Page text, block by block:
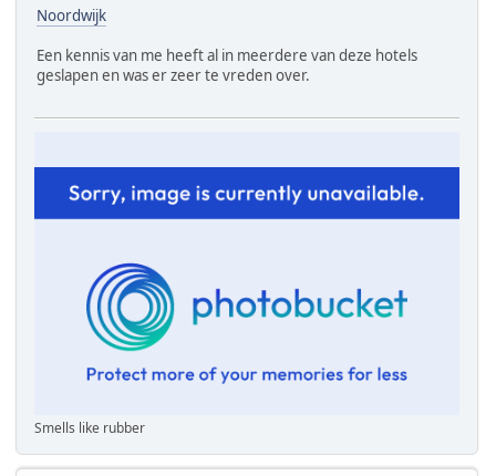
Noordwijk
Een kennis van me heeft al in meerdere van deze hotels
geslapen en was er zeer te vreden over.
Smells like rubber